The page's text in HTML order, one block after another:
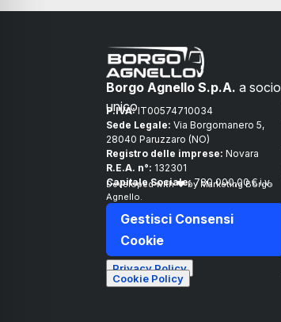
Borgo Agnello S.p.A. a socio
unico
P.IVA:IT00574710034
Sede Legale: Via Borgomanero 5,
28040 Paruzzaro (NO)
Registro delle imprese: Novara
R.E.A. n°: 132301
Capitale Sociale:780.000,00 € i.v.
Developed with ❤ by Marketing Borgo
Agnello.
Gestisci Consensi
Cookie
Privacy Policy
Cookie Policy